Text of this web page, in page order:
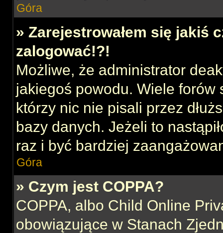
Góra
» Zarejestrowałem się jakiś
zalogować!?!
Możliwe, że administrator
jakiegoś powodu. Wiele forów
którzy nic nie pisali przez
bazy danych. Jeżeli to
raz i być bardziej
Góra
» Czym jest COPPA?
COPPA, albo Child Online
obowiązujące w Stanach